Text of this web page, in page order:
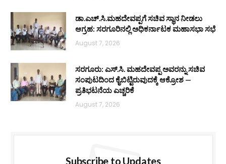
ಡಾ.ಎಚ್.ಸಿ.ಮಹದೇವಪ್ಪಗೆ ಸಚಿವ ಸ್ಥಾನ ನೀಡಲು
ಆಗ್ರಹ: ಸರಗೂರಿನಲ್ಲಿ ಅಧಿಕರ್ನಾಟಕ ಮಹಾಸಭಾ ಸಭೆ
August 7, 2026
ಸರಗೂರು: ಎಸ್.ಸಿ. ಮಹದೇವಪ್ಪ ಅವರನ್ನು ಸಚಿವ
ಸಂಪುಟದಿಂದ ಕೈಬಿಟ್ಟಿರುವುದಕ್ಕೆ ಆಕ್ರೋಶ —
ಪ್ರತಿಭಟನೆಯ ಎಚ್ಚರಿಕೆ
August 7, 2026
Subscribe to Updates